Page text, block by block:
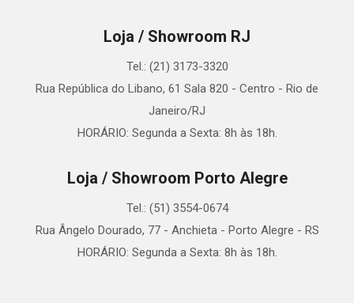
Loja / Showroom RJ
Tel.: (21) 3173-3320
Rua República do Libano, 61 Sala 820 - Centro - Rio de
Janeiro/RJ
HORÁRIO: Segunda a Sexta: 8h às 18h.
Loja / Showroom Porto Alegre
Tel.: (51) 3554-0674
Rua Ângelo Dourado, 77 - Anchieta - Porto Alegre - RS
HORÁRIO: Segunda a Sexta: 8h às 18h.